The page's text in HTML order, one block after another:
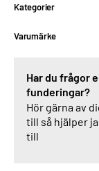
Kategorier
Varumärke
Har du frågor
funderingar?
Hör gärna av
till så hjälper
till